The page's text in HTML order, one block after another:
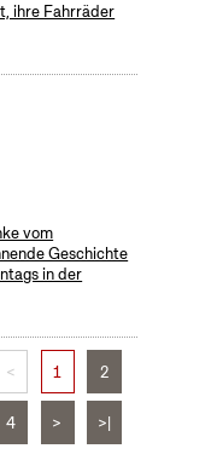
ihre Fahrräder
vom
Geschichte
in der
< 1 2
4 > >|